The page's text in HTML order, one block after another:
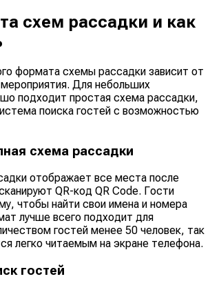
схем рассадки и как
формата схемы рассадки зависит от
Для небольших
подходит простая схема рассадки,
поиска гостей с возможностью
схема рассадки
отображает все места после
QR-код QR Code. Гости
чтобы найти свои имена и номера
лучше всего подходит для
гостей менее 50 человек, так
легко читаемым на экране телефона.
гостей